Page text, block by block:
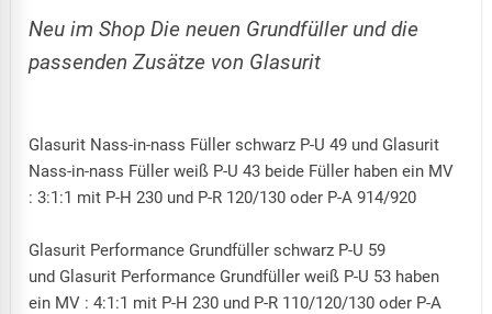
Neu im Shop Die neuen Grundfüller und die
passenden Zusätze von Glasurit
Glasurit Nass-in-nass Füller schwarz P-U 49 und Glasurit
Nass-in-nass Füller weiß P-U 43 beide Füller haben ein MV
: 3:1:1 mit P-H 230 und P-R 120/130 oder P-A 914/920
Glasurit Performance Grundfüller schwarz P-U 59
und Glasurit Performance Grundfüller weiß P-U 53 haben
ein MV : 4:1:1 mit P-H 230 und P-R 110/120/130 oder P-A